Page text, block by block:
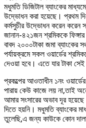
মধুমতি ডিজিটাল ব্যাংকের
উদ্ভোধন করা হয়েছে। প্রথম
কর্মসুচীর উদ্ভোধন করেন করেন
জানান-৪২১জন শ্রমিককে
বাবদ ২০০০টাকা জমা ব্যাংকের
পর্যায়ক্রমে সকল ওয়ার্ডের
দেওয়া হবে। এতে যার টাকা
প্রকল্পের আওতাধীন ১নং
পারায় কেউ কাজে লয় না,তাই
আমার সংসারের অভাব দূর
দিতে হয়নি। মধুমতি ব্যাংকের
তুলেছি,এ জন্য কাউকে কোন